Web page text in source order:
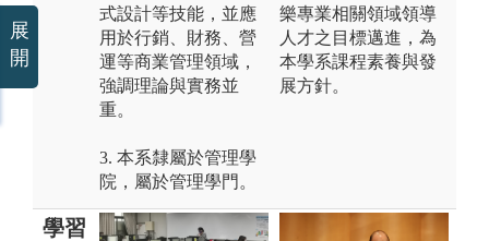
式設計等技能，並應
用於行銷、財務、營
運等商業管理領域，
強調理論與實務並
重。
3. 本系隸屬於管理學
院，屬於管理學門。
樂專業相關領域領導
人才之目標邁進，為
本學系課程素養與發
展方針。
學習
展
開